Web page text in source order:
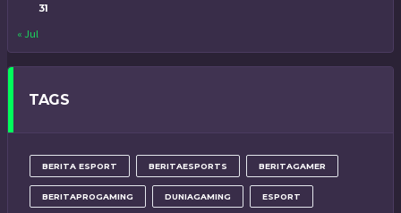
31
« Jul
TAGS
BERITA ESPORT BERITAESPORTS BERITAGAMER
BERITAPROGAMING DUNIAGAMING ESPORT